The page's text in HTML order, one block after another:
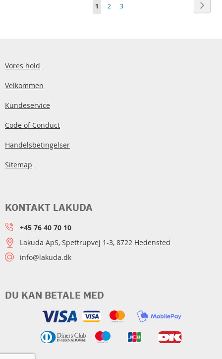
Du
1 Side
2 Side
3
Vores hold
Velkommen
Kundeservice
Code of Conduct
Handelsbetingelser
Sitemap
DU KAN BETALE MED
KONTAKT LAKUDA
+45 76 40 70 10
Lakuda ApS, Spettrupvej 1-3, 8722 Hedensted
info@lakuda.dk